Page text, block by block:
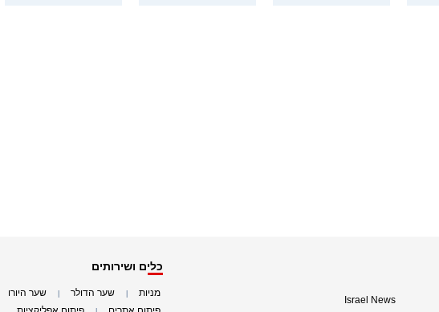
Israel News
כלים ושירותים
מניות שער הדולר שער היורו